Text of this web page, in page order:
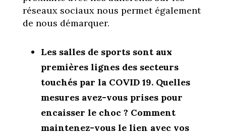
réseaux sociaux nous permet également
de nous démarquer.
Les salles de sports sont aux
premières lignes des secteurs
touchés par la COVID 19. Quelles
mesures avez-vous prises pour
encaisser le choc ? Comment
maintenez-vous le lien avec vos